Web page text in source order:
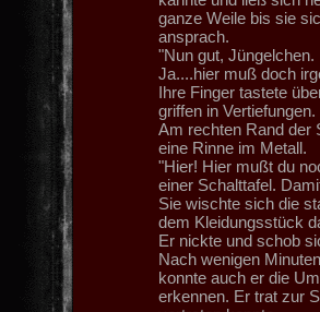
ganze Weile bis sie
ansprach.
"Nun gut,
Ja....hier muß doch
Ihre Finger tastete
griffen in
Am rechten Rand der
eine Rinne im Metall.
"Hier! Hier mußt du
einer Schalttafel.
Sie wischte sich die
dem Kleidungsstück
Er nickte und schob
Nach wenigen
konnte auch er die
erkennen. Er trat zur